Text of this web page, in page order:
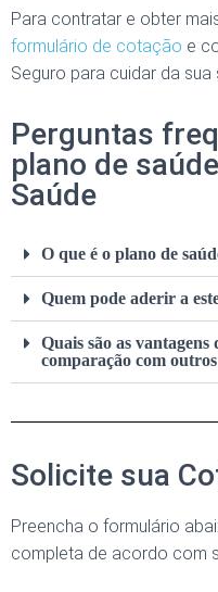
Para contratar e obter
formulário de cotação e
Seguro para cuidar da sua
Perguntas
plano de
Saúde
O que é o plano de
Quem pode aderir a
Quais são as vantagens
comparação com
Solicite sua
Preencha o formulário
completa de acordo com